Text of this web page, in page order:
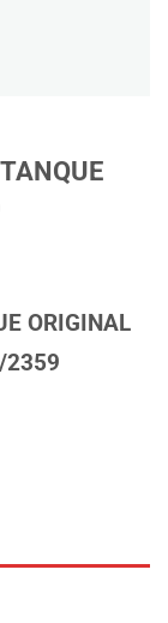
ORIGINAL
2359